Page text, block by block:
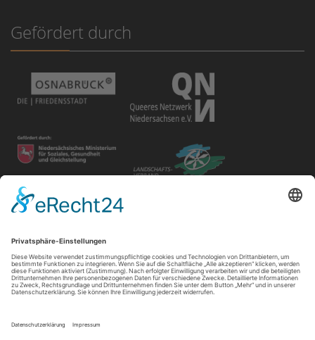
Gefördert durch
Disclaimer
Der Gay in May e.V. bietet unterschiedlichen Gruppen und
für ihre Inhalte tragen die Veranstalter*innen.